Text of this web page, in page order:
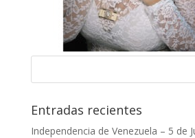
Entradas recientes
Independencia de Venezuela – 5 de